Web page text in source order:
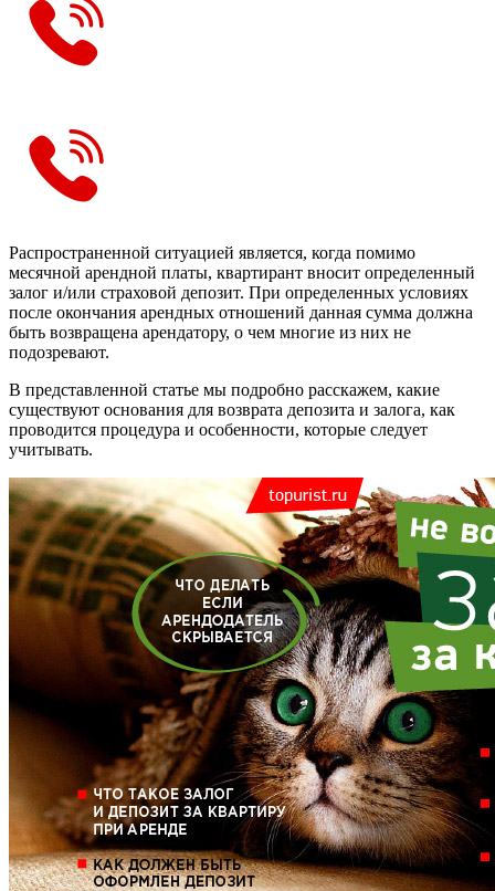
Распространенной ситуацией является, когда помимо
месячной арендной платы, квартирант вносит определенный
залог и/или страховой депозит. При определенных условиях
после окончания арендных отношений данная сумма должна
быть возвращена арендатору, о чем многие из них не
подозревают.
В представленной статье мы подробно расскажем, какие
существуют основания для возврата депозита и залога, как
проводится процедура и особенности, которые следует
учитывать.